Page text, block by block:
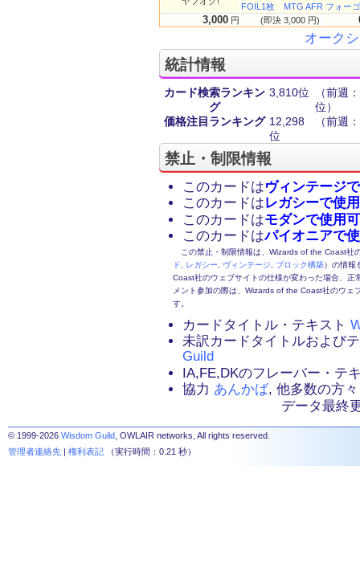
FOIL1枚 MTG AFR フォー
3,000 円 (即決 3,000 円)
オーク
統計情報
カード検索ランキン
グ
3,810位
（前週
位）
価格注目ランキング 12,298
位
（前週
禁止・制限情報
このカードはヴィンテージ
このカードはレガシーで使
このカードはモダンで使用
このカードはパイオニアで
この禁止・制限情報は、Wizards of the Coast社
ド
レガシー ヴィンテージ ブロック構築）の情報
Coast社のウェブサイトの仕様が変わった場合、
メント参加の際は、Wizards of the Coast社のウェ
す。
カードタイトル・テキスト
未訳カードタイトルおよび
Guild
IA,FE,DKのフレーバー・テ
協力 あんかば, 他多数の方々
データ最終
© 1999-2026 Wisdom Guild , OWLAIR networks, All rights reserved.
管理者連絡先 | 権利表記 （実行時間：0.21 秒）